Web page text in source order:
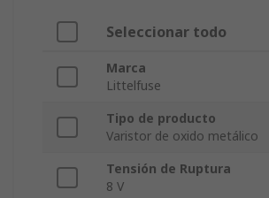
Seleccionar todo
Marca
Littelfuse
Tipo de producto
Varistor de oxido metálico
Tensión de Ruptura
8 V